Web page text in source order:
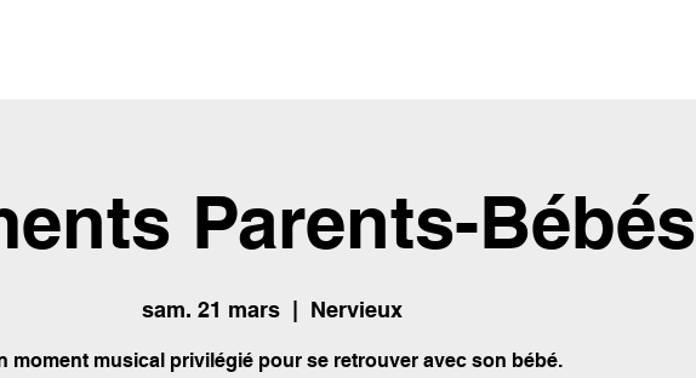
Parents-Bébés
sam. 21 mars
  |
Nervieux
moment musical privilégié pour se retrouver avec son bébé.